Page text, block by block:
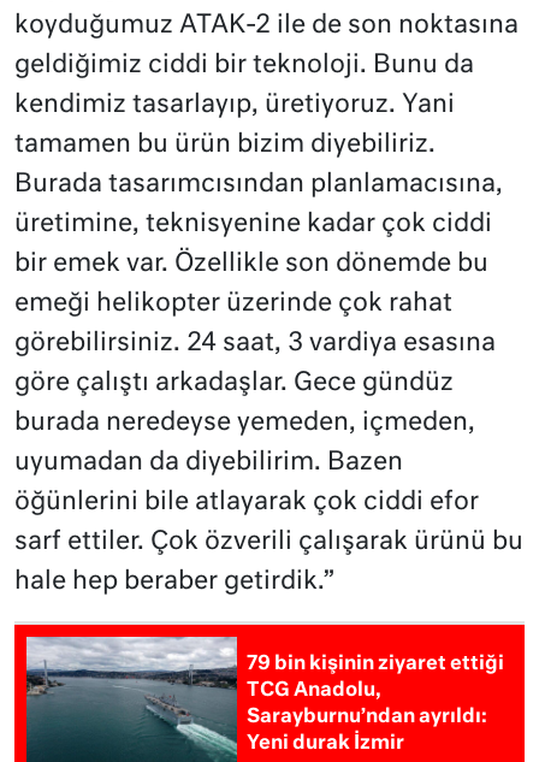
koyduğumuz ATAK-2 ile de son noktasına
geldiğimiz ciddi bir teknoloji. Bunu da
kendimiz tasarlayıp, üretiyoruz. Yani
tamamen bu ürün bizim diyebiliriz.
Burada tasarımcısından planlamacısına,
üretimine, teknisyenine kadar çok ciddi
bir emek var. Özellikle son dönemde bu
emeği helikopter üzerinde çok rahat
görebilirsiniz. 24 saat, 3 vardiya esasına
göre çalıştı arkadaşlar. Gece gündüz
burada neredeyse yemeden, içmeden,
uyumadan da diyebilirim. Bazen
öğünlerini bile atlayarak çok ciddi efor
sarf ettiler. Çok özverili çalışarak ürünü bu
hale hep beraber getirdik.”
79 bin kişinin ziyaret ettiği
TCG Anadolu,
Sarayburnu’ndan ayrıldı:
Yeni durak İzmir